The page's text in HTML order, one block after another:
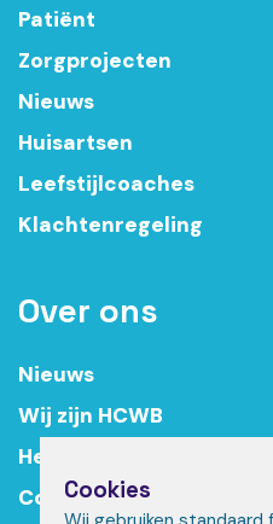
Patiënt
Zorgprojecten
Nieuws
Huisartsen
Leefstijlcoaches
Klachtenregeling
Over ons
Nieuws
Wij zijn HCWB
Het team
ContactCookies